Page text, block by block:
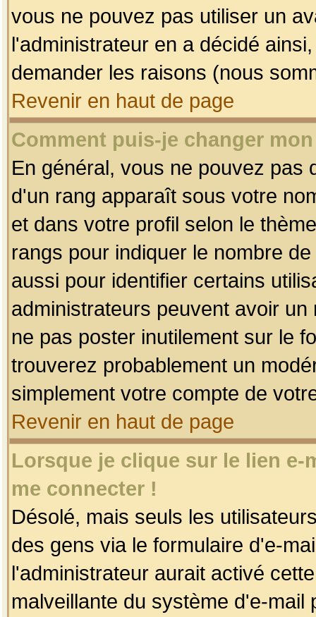
vous ne pouvez pas utiliser un
l'administrateur en a décidé
demander les raisons (nous
Revenir en haut de page
Comment puis-je changer
En général, vous ne pouvez pas
d'un rang apparaît sous votre
et dans votre profil selon le
rangs pour indiquer le nombre
aussi pour identifier certains
administrateurs peuvent avoir
ne pas poster inutilement sur le
trouverez probablement un
simplement votre compte de
Revenir en haut de page
Lorsque je clique sur le lien
me connecter !
Désolé, mais seuls les
des gens via le formulaire d'e-
l'administrateur aurait activé
malveillante du système d'e-